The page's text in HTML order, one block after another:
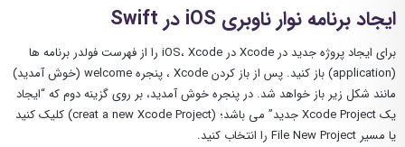
ایجاد برنامه نوار ناوبری iOS در Swift
برای ایجاد پروژه جدید در Xcode در iOS، Xcode را از فهرست فولدر برنامه ها
(application) باز کنید. پس از باز کردن Xcode ، پنجره welcome (خوش آمدید)
مانند شکل زیر باز خواهد شد. در پنجره خوش آمدید، بر روی گزینه دوم که “ایجاد
یک Xcode Project جدید” می باشد؛ (creat a new Xcode Project) کلیک کنید
یا مسیر File New Project را انتخاب کنید.